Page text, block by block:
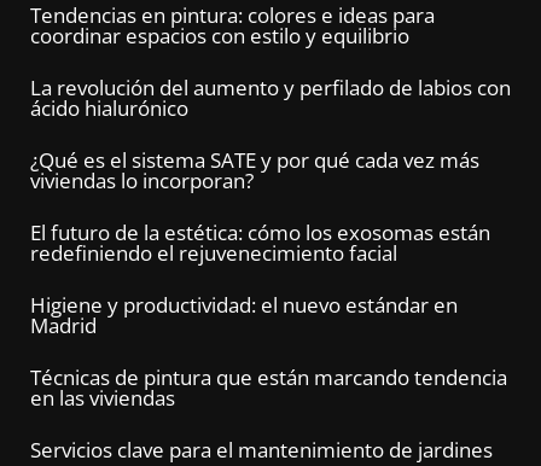
Tendencias en pintura: colores e ideas para
coordinar espacios con estilo y equilibrio
La revolución del aumento y perfilado de labios con
ácido hialurónico
¿Qué es el sistema SATE y por qué cada vez más
viviendas lo incorporan?
El futuro de la estética: cómo los exosomas están
redefiniendo el rejuvenecimiento facial
Higiene y productividad: el nuevo estándar en
Madrid
Técnicas de pintura que están marcando tendencia
en las viviendas
Servicios clave para el mantenimiento de jardines